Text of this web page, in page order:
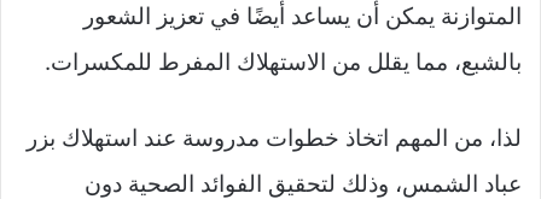
المتوازنة يمكن أن يساعد أيضًا في تعزيز الشعور
بالشبع، مما يقلل من الاستهلاك المفرط للمكسرات.
لذا، من المهم اتخاذ خطوات مدروسة عند استهلاك بزر
عباد الشمس، وذلك لتحقيق الفوائد الصحية دون